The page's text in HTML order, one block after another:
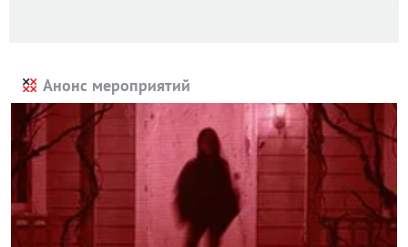
Анонс мероприятий